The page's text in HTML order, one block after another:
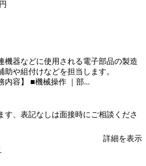
円
機器などに使用される電子部品の製造
助や組付けなどを担当します。
内容】 ■機械操作 ｜部...
す、表記なしは面接時にご相談くださ
詳細を表示